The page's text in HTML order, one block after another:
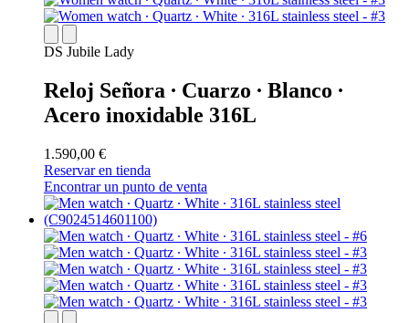
DS Jubile Lady
Reloj Señora ∙ Cuarzo ∙ Blanco ∙
Acero inoxidable 316L
1.590,00 €
Reservar en tienda
Encontrar un punto de venta